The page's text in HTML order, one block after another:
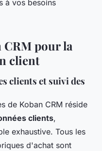
à vos besoins
CRM pour la
client
clients et suivi des
de Koban CRM réside
clients,
exhaustive. Tous les
d'achat sont